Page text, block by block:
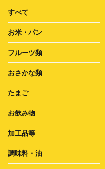
すべて
お米・パン
フルーツ類
おさかな類
たまご
お飲み物
加工品等
調味料・油